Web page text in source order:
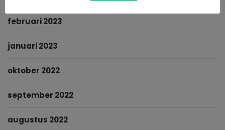
februari 2023
januari 2023
oktober 2022
september 2022
augustus 2022